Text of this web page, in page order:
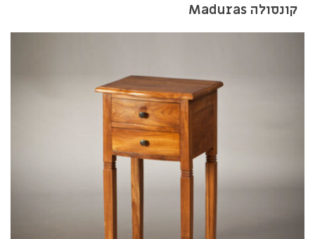
קונסולה Maduras